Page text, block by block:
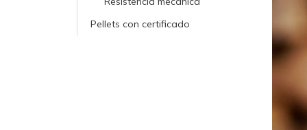
Pellets con certificado